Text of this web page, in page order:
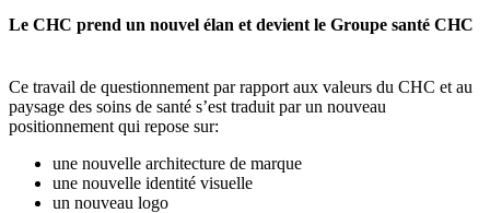
Le CHC prend un nouvel élan et devient le Groupe santé CHC
Ce travail de questionnement par rapport aux valeurs du CHC et au
paysage des soins de santé s’est traduit par un nouveau
positionnement qui repose sur:
une nouvelle architecture de marque
une nouvelle identité visuelle
un nouveau logo